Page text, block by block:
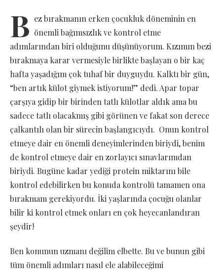
B ez bırakmanın erken çocukluk döneminin en
önemli bağımsızlık ve kontrol etme
adımlarından biri olduğunu düşünüyorum. Kızımın bezi
bırakmaya karar vermesiyle birlikte başlayan o bir kaç
hafta yaşadığım çok tuhaf bir duyguydu. Kalktı bir gün,
“ben artık külot giymek istiyorum!” dedi. Apar topar
çarşıya gidip bir birinden tatlı külotlar aldık ama bu
sadece tatlı olacakmış gibi görünen ve fakat son derece
çalkantılı olan bir sürecin başlangıcıydı. Onun kontrol
etmeye dair en önemli deneyimlerinden biriydi, benim
de kontrol etmeye dair en zorlayıcı sınavlarımdan
biriydi. Bugüne kadar yediği protein miktarını bile
kontrol edebilirken bu konuda kontrolü tamamen ona
bırakmam gerekiyordu. İki yaşlarında çocuğu olanlar
bilir ki kontrol etmek onları en çok heyecanlandıran
şeydir!
Ben konunun uzmanı değilim elbette. Bu ve bunun gibi
tüm önemli adımları nasıl ele alabileceğimi